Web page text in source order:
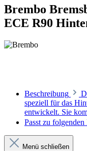
Brembo
ECE R90
Beschreibung
speziell für das
entwickelt. Sie
Passt zu
Menü schließen